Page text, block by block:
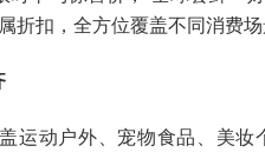
折扣，全方位覆盖不同消费场
运动户外、宠物食品、美